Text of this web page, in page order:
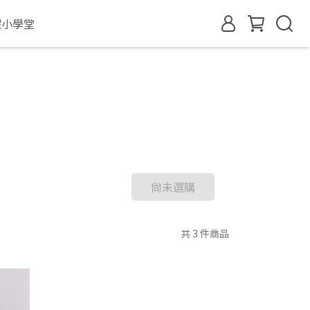
學堂
尚未選購
共 3 件商品